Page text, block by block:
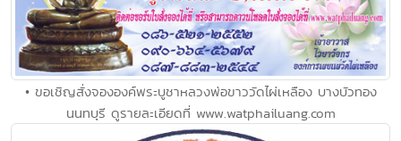
• ขอเชิญสั่งจององค์พระบูชาหลวงพ่อขาววัดไผ่เหลือง บางบัวทอง
นนทบุรี ดูรายละเอียดที่ www.watphailuang.com